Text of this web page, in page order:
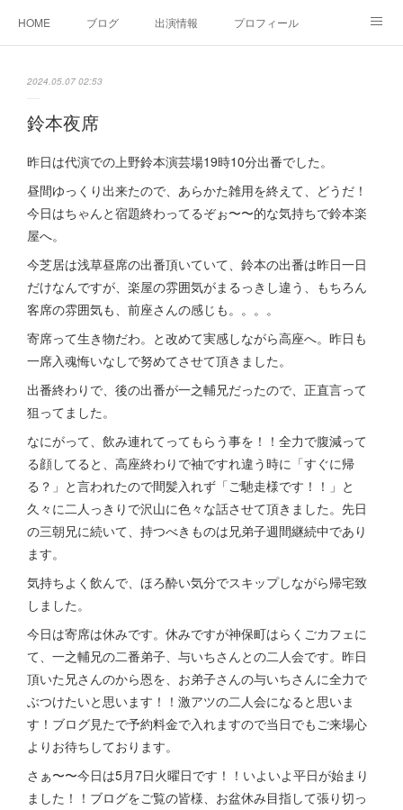
HOME ブログ 出演情報 プロフィール
2024.05.07 02:53
鈴本夜席
昨日は代演での上野鈴本演芸場19時10分出番でした。
昼間ゆっくり出来たので、あらかた雑用を終えて、どうだ！
今日はちゃんと宿題終わってるぞぉ〜〜的な気持ちで鈴本楽
屋へ。
今芝居は浅草昼席の出番頂いていて、鈴本の出番は昨日一日
だけなんですが、楽屋の雰囲気がまるっきし違う、もちろん
客席の雰囲気も、前座さんの感じも。。。。
寄席って生き物だわ。と改めて実感しながら高座へ。昨日も
一席入魂悔いなしで努めてさせて頂きました。
出番終わりで、後の出番が一之輔兄だったので、正直言って
狙ってました。
なにがって、飲み連れてってもらう事を！！全力で腹減って
る顔してると、高座終わりで袖ですれ違う時に「すぐに帰
る？」と言われたので間髪入れず「ご馳走様です！！」と
久々に二人っきりで沢山に色々な話させて頂きました。先日
の三朝兄に続いて、持つべきものは兄弟子週間継続中であり
ます。
気持ちよく飲んで、ほろ酔い気分でスキップしながら帰宅致
しました。
今日は寄席は休みです。休みですが神保町はらくごカフェに
て、一之輔兄の二番弟子、与いちさんとの二人会です。昨日
頂いた兄さんのから恩を、お弟子さんの与いちさんに全力で
ぶつけたいと思います！！激アツの二人会になると思いま
す！ブログ見たで予約料金で入れますので当日でもご来場心
よりお待ちしております。
さぁ〜〜今日は5月7日火曜日です！！いよいよ平日が始まり
ました！！ブログをご覧の皆様、お盆休み目指して張り切っ